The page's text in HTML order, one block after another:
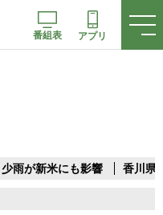
番組表 アプリ
少雨が新米にも影響 香川県